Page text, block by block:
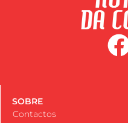
SOBRE
Contactos